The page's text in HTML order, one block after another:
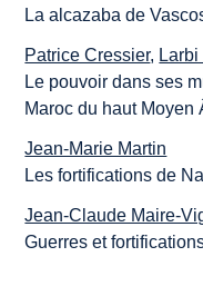
La alcazaba de
Patrice Cressier,
Le pouvoir dans ses
Maroc du haut Moyen
Jean-Marie Martin
Les fortifications de
Jean-Claude Maire-
Guerres et